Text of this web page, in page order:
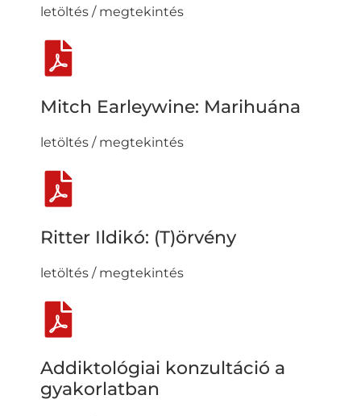
letöltés / megtekintés
Mitch Earleywine: Marihuána
letöltés / megtekintés
Ritter Ildikó: (T)örvény
letöltés / megtekintés
Addiktológiai konzultáció a
gyakorlatban